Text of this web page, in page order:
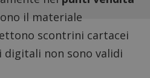
il materiale
scontrini cartacei
non sono validi